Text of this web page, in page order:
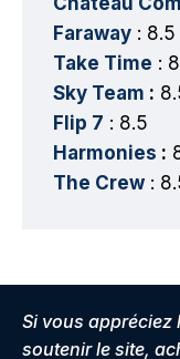
Faraway : 8.5
Take Time :
Sky Team :
Flip 7 : 8.5
Harmonies :
The Crew :
Si vous appréciez
soutenir le site,